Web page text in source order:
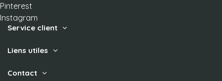
Pinterest
Instagram
Service client
Liens utiles
Contact